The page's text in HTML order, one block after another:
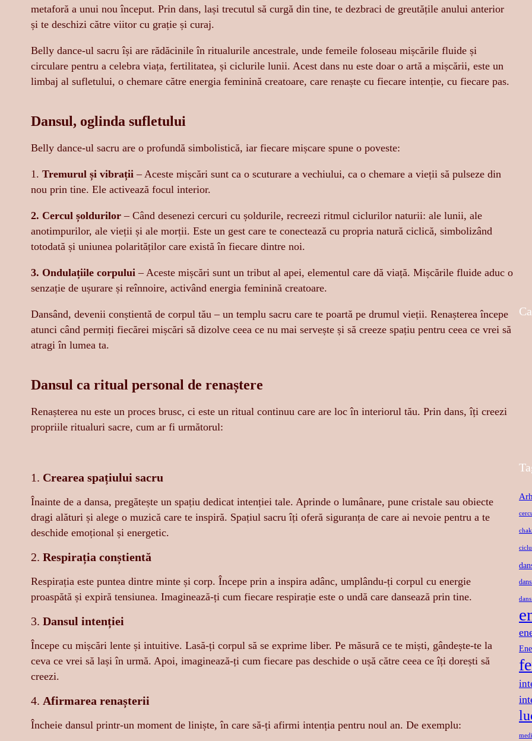
metaforă a unui nou început. Prin dans, lași trecutul să curgă din tine, te dezbraci de greutățile anului anterior
și te deschizi către viitor cu grație și curaj.
Belly dance-ul sacru își are rădăcinile în ritualurile ancestrale, unde femeile foloseau mișcările fluide și
circulare pentru a celebra viața, fertilitatea, și ciclurile lunii. Acest dans nu este doar o artă a mișcării, este un
limbaj al sufletului, o chemare către energia feminină creatoare, care renaște cu fiecare intenție, cu fiecare pas.
Dansul, oglinda sufletului
Belly dance-ul sacru are o profundă simbolistică, iar fiecare mișcare spune o poveste:
1. Tremurul și vibrații – Aceste mișcări sunt ca o scuturare a vechiului, ca o chemare a vieții să pulseze din
nou prin tine. Ele activează focul interior.
2. Cercul șoldurilor – Când desenezi cercuri cu șoldurile, recreezi ritmul ciclurilor naturii: ale lunii, ale
anotimpurilor, ale vieții și ale morții. Este un gest care te conectează cu propria natură ciclică, simbolizând
totodată și uniunea polarităților care există în fiecare dintre noi.
3. Ondulațiile corpului – Aceste mișcări sunt un tribut al apei, elementul care dă viață. Mișcările fluide aduc o
senzație de ușurare și reînnoire, activând energia feminină creatoare.
Dansând, devenii conștientă de corpul tău – un templu sacru care te poartă pe drumul vieții. Renașterea începe
atunci când permiți fiecărei mișcări să dizolve ceea ce nu mai servește și să creeze spațiu pentru ceea ce vrei să
atragi în lumea ta.
Dansul ca ritual personal de renaștere
Renașterea nu este un proces brusc, ci este un ritual continuu care are loc în interiorul tău. Prin dans, îți creezi
propriile ritualuri sacre, cum ar fi următorul:
1. Crearea spațiului sacru
Înainte de a dansa, pregătește un spațiu dedicat intenției tale. Aprinde o lumânare, pune cristale sau obiecte
dragi alături și alege o muzică care te inspiră. Spațiul sacru îți oferă siguranța de care ai nevoie pentru a te
deschide emoțional și energetic.
2. Respirația conștientă
Respirația este puntea dintre minte și corp. Începe prin a inspira adânc, umplându-ți corpul cu energie
proaspătă și expiră tensiunea. Imaginează-ți cum fiecare respirație este o undă care dansează prin tine.
3. Dansul intenției
Începe cu mișcări lente și intuitive. Lasă-ți corpul să se exprime liber. Pe măsură ce te miști, gândește-te la
ceva ce vrei să lași în urmă. Apoi, imaginează-ți cum fiecare pas deschide o ușă către ceea ce îți dorești să
creezi.
4. Afirmarea renașterii
Încheie dansul printr-un moment de liniște, în care să-ți afirmi intenția pentru noul an. De exemplu: